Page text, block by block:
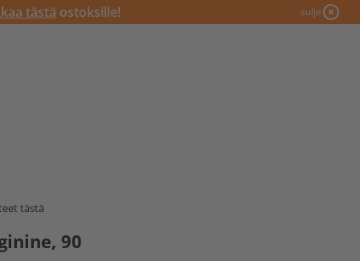
tästä ostoksille! sulje
tästä
90